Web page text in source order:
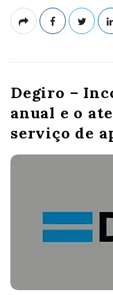
Degiro –
anual e o
serviço de